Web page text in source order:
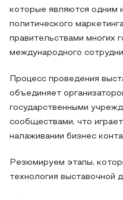
которые являются одним
политического
правительствами многих
международного
Процесс проведения
объединяет
государственными
сообществами, что
налаживании бизнес
Резюмируем этапы,
технология выставочной